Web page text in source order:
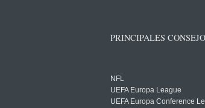
PRINCIPALES
NFL
UEFA Europa League
UEFA Europa Conference